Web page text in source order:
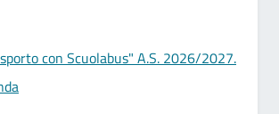
con Scuolabus" A.S. 2026/2027.